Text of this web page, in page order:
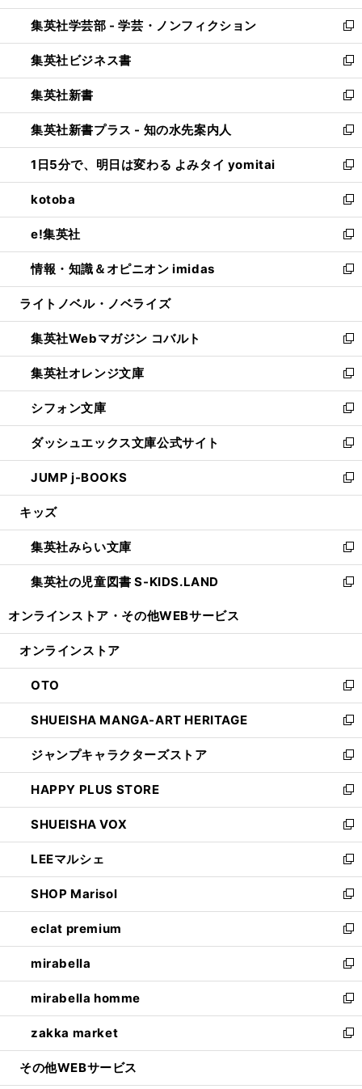
開
く
ウ
で
開
く
ン
ド
ウ
で
開
く
ウ
ィ
ン
ド
ウ
で
開
く
集英社学芸部 - 学芸・ノンフィクション
新
し
い
ウ
ィ
ン
ド
ウ
で
開
く
集英社ビジネス書
新
し
い
ウ
ィ
ン
ド
ウ
で
開
く
集英社新書
新
し
い
ウ
ィ
ン
ド
ウ
で
開
く
集英社新書プラス - 知の水先案内人
新
し
い
ウ
ィ
ン
ド
ウ
で
開
1日5分で、明日は変わる よみタイ yomitai
新
し
い
ウ
ィ
ン
ド
ウ
開
く
kotoba
新
し
い
ウ
ィ
ン
ウ
で
開
く
e!集英社
新
し
い
ウ
ン
ド
ウ
で
開
く
情報・知識＆オピニオン imidas
新
し
ウ
ィ
ン
ド
ウ
で
開
く
ライトノベル・ノベライズ
集英社Webマガジン コバルト
新
し
い
ウ
ィ
ン
ド
ウ
で
開
集英社オレンジ文庫
新
し
い
ウ
ィ
ン
ド
ウ
開
く
シフォン文庫
新
し
い
ウ
ィ
ン
ウ
で
開
く
ダッシュエックス文庫公式サイト
新
し
い
ウ
ン
ド
ウ
で
JUMP j-BOOKS
新
し
ウ
ィ
ン
ド
開
キッズ
集英社みらい文庫
新
し
い
ン
ウ
で
開
く
集英社の児童図書 S-KIDS.LAND
新
ウ
ン
ド
ウ
で
開
く
オンラインストア・ その他WEBサービス
オンラインストア
OTO
新
し
い
ウ
ィ
ン
ド
ウ
で
開
く
SHUEISHA MANGA-ART HERITAGE
新
し
い
ウ
ィ
ン
ド
ウ
で
開
く
ジャンプキャラクターズストア
新
し
い
ウ
ィ
ン
ド
ウ
で
開
く
HAPPY PLUS STORE
新
し
い
ウ
ィ
ン
ド
ウ
で
開
く
SHUEISHA VOX
新
し
い
ウ
ィ
ン
ド
ウ
で
開
く
LEEマルシェ
新
し
い
ウ
ィ
ン
ド
ウ
で
開
く
SHOP Marisol
新
し
い
ウ
ィ
ン
ド
ウ
で
開
eclat premium
新
し
い
ウ
ィ
ン
ド
ウ
開
mirabella
新
し
い
ウ
ィ
ン
ウ
mirabella homme
新
し
い
ウ
zakka market
新
し
その他WEBサービス